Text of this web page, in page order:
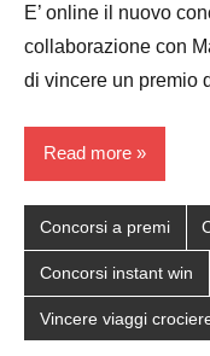
E’ online il nuovo
collaborazione con
di vincere un premio
Read more
Concorsi a premi
Concorsi instant win
Vincere viaggi